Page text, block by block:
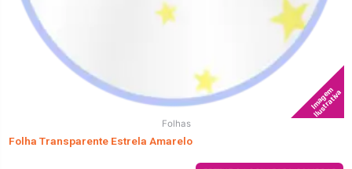
Imagem
Ilustrativa
Folhas
Folha Transparente Estrela Amarelo